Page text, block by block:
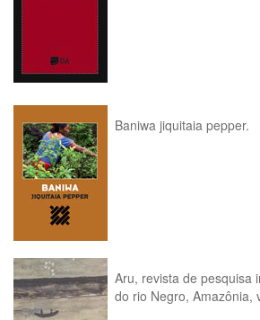
Baniwa jiquitaia pepper.
Aru, revista de pesquisa
do rio Negro, Amazônia,